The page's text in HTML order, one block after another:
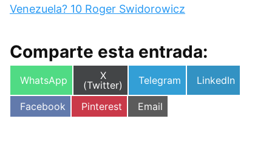
Venezuela? 10 Roger Swidorowicz
Comparte esta entrada:
Compartir
WhatsApp
Compartir
en
X
(Twitter)
Compartir
Telegram
Compartir
LinkedIn
Compartir
en
Facebook
Compartir
en
Pinterest
Compartir
en
Email